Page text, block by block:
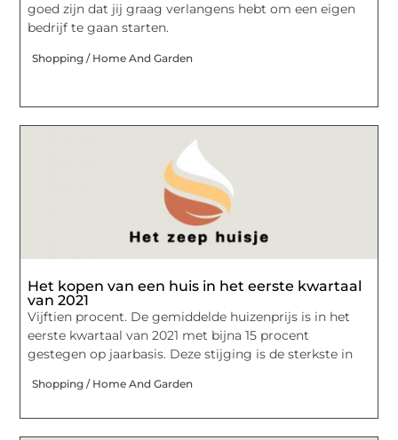
goed zijn dat jij graag verlangens hebt om een eigen
bedrijf te gaan starten.
Shopping / Home And Garden
Het kopen van een huis in het eerste kwartaal
van 2021
Vijftien procent. De gemiddelde huizenprijs is in het
eerste kwartaal van 2021 met bijna 15 procent
gestegen op jaarbasis. Deze stijging is de sterkste in
Shopping / Home And Garden